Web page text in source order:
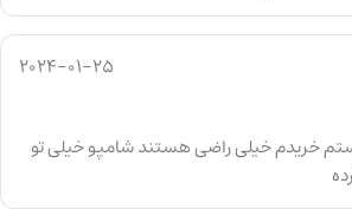
2024-01-25
خریدم خیلی راضی هستند شامپو خیلی تو